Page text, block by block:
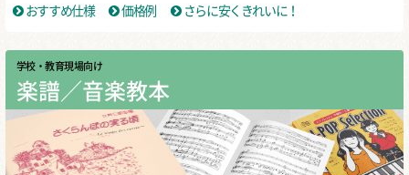
おすすめ仕様
価格例 さらに安くきれいに！
学校・教育現場向け
楽譜／音楽教本